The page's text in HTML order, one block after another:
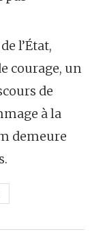
l’État,
courage, un
de
à la
demeure